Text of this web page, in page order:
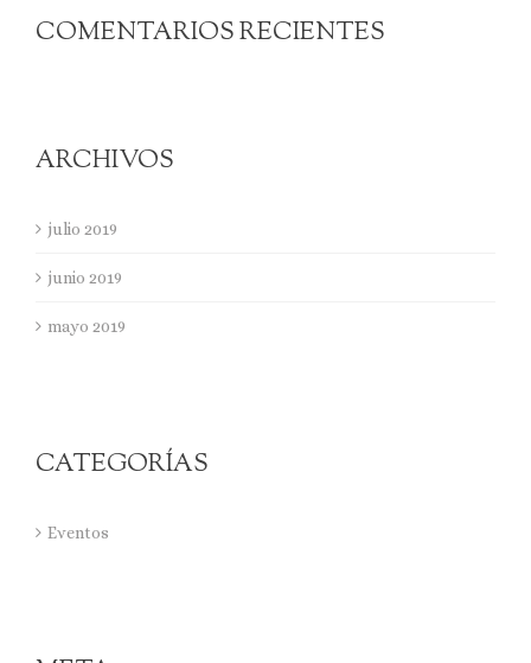
COMENTARIOS RECIENTES
ARCHIVOS
julio 2019
junio 2019
mayo 2019
CATEGORÍAS
Eventos